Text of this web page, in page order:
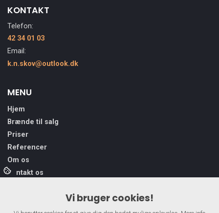
KONTAKT
Telefon:
42 34 01 03
Email:
k.n.skov@outlook.dk
MENU
Hjem
Brænde til salg
Priser
Referencer
Om os
Kontakt os
Vi bruger cookies!